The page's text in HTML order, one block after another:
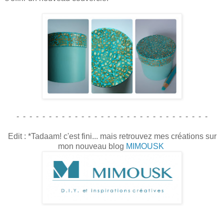
- - - - - - - - - - - - - - - - - - - - - - - - - - - - - -
Edit : *Tadaam! c'est fini... mais retrouvez mes créations sur
mon nouveau blog MIMOUSK